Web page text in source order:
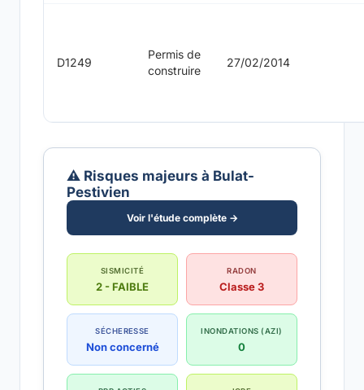
D1249
Permis de
construire
27/02/2014
⚠️ Risques majeurs à Bulat-
Pestivien
Voir l'étude complète →
SISMICITÉ
2 - FAIBLE
RADON
Classe 3
SÉCHERESSE
Non concerné
INONDATIONS (AZI)
0